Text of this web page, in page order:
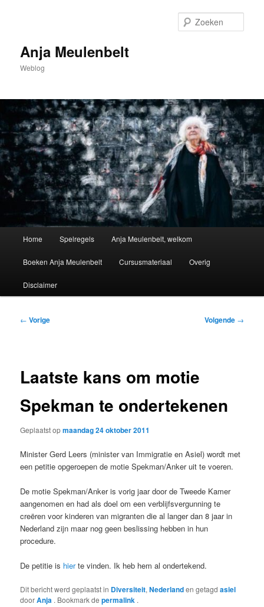
inhoudAnja Meulenbelt
Weblog
Home Spelregels Anja Meulenbelt, welkom
Boeken Anja Meulenbelt Cursusmateriaal Overig
Disclaimer
Bericht
← Vorige Volgende →
Laatste kans om motie
Spekman te ondertekenen
Geplaatst opmaandag 24 oktober 2011
Minister Gerd Leers (minister van Immigratie en Asiel) wordt met
een petitie opgeroepen de motie Spekman/Anker uit te voeren.
De motie Spekman/Anker is vorig jaar door de Tweede Kamer
aangenomen en had als doel om een verblijfsvergunning te
creëren voor kinderen van migranten die al langer dan 8 jaar in
Nederland zijn maar nog geen beslissing hebben in hun
procedure.
De petitie is hierte vinden. Ik heb hem al ondertekend.
Dit bericht werd geplaatst in Diversiteit,Nederlanden getagdasiel
doorAnja . Bookmark depermalink .